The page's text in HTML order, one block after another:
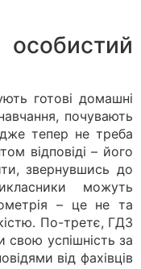
готові домашні
почувають
тепер не треба
відповіді – його
звернувшись до
можуть
– це не та
По-третє, ГДЗ
успішність за
від фахівців